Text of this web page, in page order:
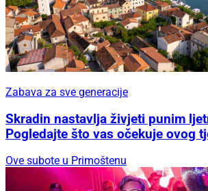
Zabava za sve generacije
Skradin nastavlja živjeti punim
Pogledajte što vas očekuje ovog
Ove subote u Primoštenu